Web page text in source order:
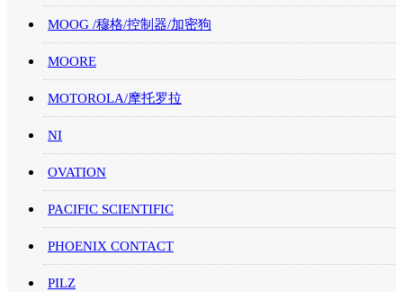
MOOG /穆格/控制器/加密狗
MOORE
MOTOROLA/摩托罗拉
NI
OVATION
PACIFIC SCIENTIFIC
PHOENIX CONTACT
PILZ